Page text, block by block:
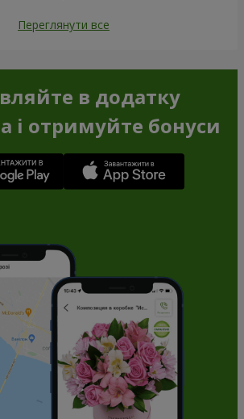
Переглянути все
в додатку
і отримуйте бонуси